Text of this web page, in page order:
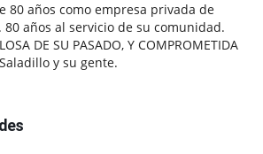
80 años como empresa privada de
80 años al servicio de su comunidad.
DE SU PASADO, Y COMPROMETIDA
y su gente.